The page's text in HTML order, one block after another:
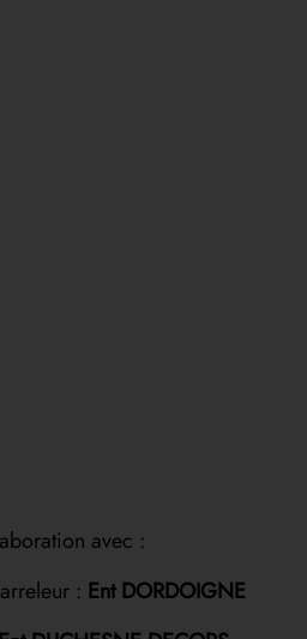
avec :
: Ent DORDOIGNE